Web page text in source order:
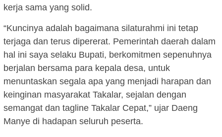
kerja sama yang solid.
“Kuncinya adalah bagaimana silaturahmi ini tetap
terjaga dan terus dipererat. Pemerintah daerah dalam
hal ini saya selaku Bupati, berkomitmen sepenuhnya
berjalan bersama para kepala desa, untuk
menuntaskan segala apa yang menjadi harapan dan
keinginan masyarakat Takalar, sejalan dengan
semangat dan tagline Takalar Cepat,” ujar Daeng
Manye di hadapan seluruh peserta.